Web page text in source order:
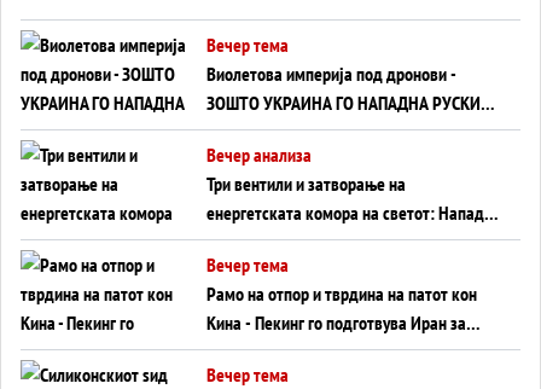
Вечер тема
Виолетова империја под дронови -
ЗОШТО УКРАИНА ГО НАПАДНА РУСКИОТ
WILDBERRIES
Вечер анализа
Три вентили и затворање на
енергетската комора на светот: Нападот
во Суец најавува глобален енергетски
инфаркт?
Вечер тема
Рамо на отпор и тврдина на патот кон
Кина - Пекинг го подготвува Иран за
американска копнена инвазија
Вечер тема